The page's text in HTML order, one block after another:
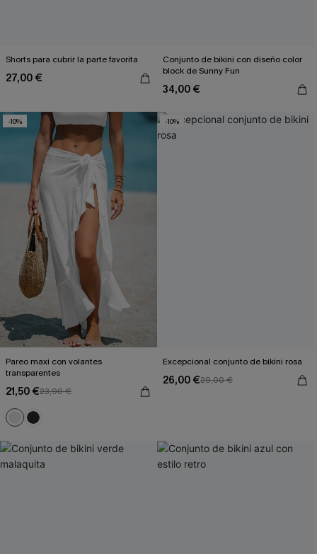
Shorts para cubrir la parte favorita
27,00 €
Conjunto de bikini con diseño color
block de Sunny Fun
34,00 €
-10%
Pareo maxi con volantes
transparentes
21,50 €23,90 €
-10%
Excepcional conjunto de bikini rosa
26,00 €29,00 €